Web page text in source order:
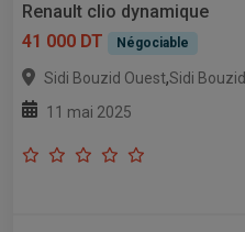
Renault clio dynamique
41 000 DT
Négociable
Sidi Bouzid Ouest,Sidi Bouzid
11 mai 2025